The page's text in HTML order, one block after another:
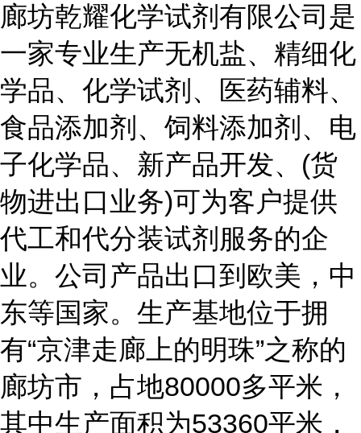
廊坊乾耀化学试剂有限公司是
一家专业生产无机盐、精细化
学品、化学试剂、医药辅料、
食品添加剂、饲料添加剂、电
子化学品、新产品开发、(货
物进出口业务)可为客户提供
代工和代分装试剂服务的企
业。公司产品出口到欧美，中
东等国家。生产基地位于拥
有“京津走廊上的明珠”之称的
廊坊市，占地80000多平米，
其中生产面积为53360平米，